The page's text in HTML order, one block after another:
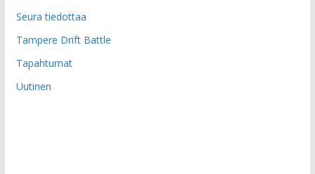
Seura tiedottaa
Tampere Drift Battle
Tapahtumat
Uutinen